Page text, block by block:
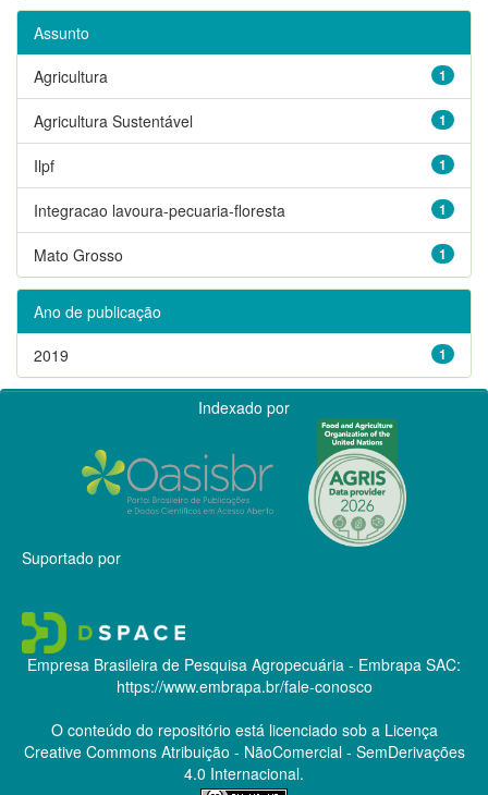
Assunto
1
Agricultura
1
Agricultura Sustentável
1
Ilpf
1
Integracao lavoura-pecuaria-floresta
1
Mato Grosso
Ano de publicação
1
2019
Indexado por
Suportado por
Empresa Brasileira de Pesquisa Agropecuária - Embrapa SAC:
https://www.embrapa.br/fale-conosco
O conteúdo do repositório está licenciado sob a Licença
Creative CommonsAtribuição - NãoComercial - SemDerivações
4.0 Internacional.